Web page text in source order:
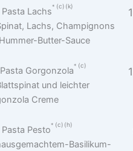
Lachs
c k
Lachs, Champignons
Butter-Sauce
Gorgonzola
c
und leichter
Creme
Pesto
c h
Basilikum-